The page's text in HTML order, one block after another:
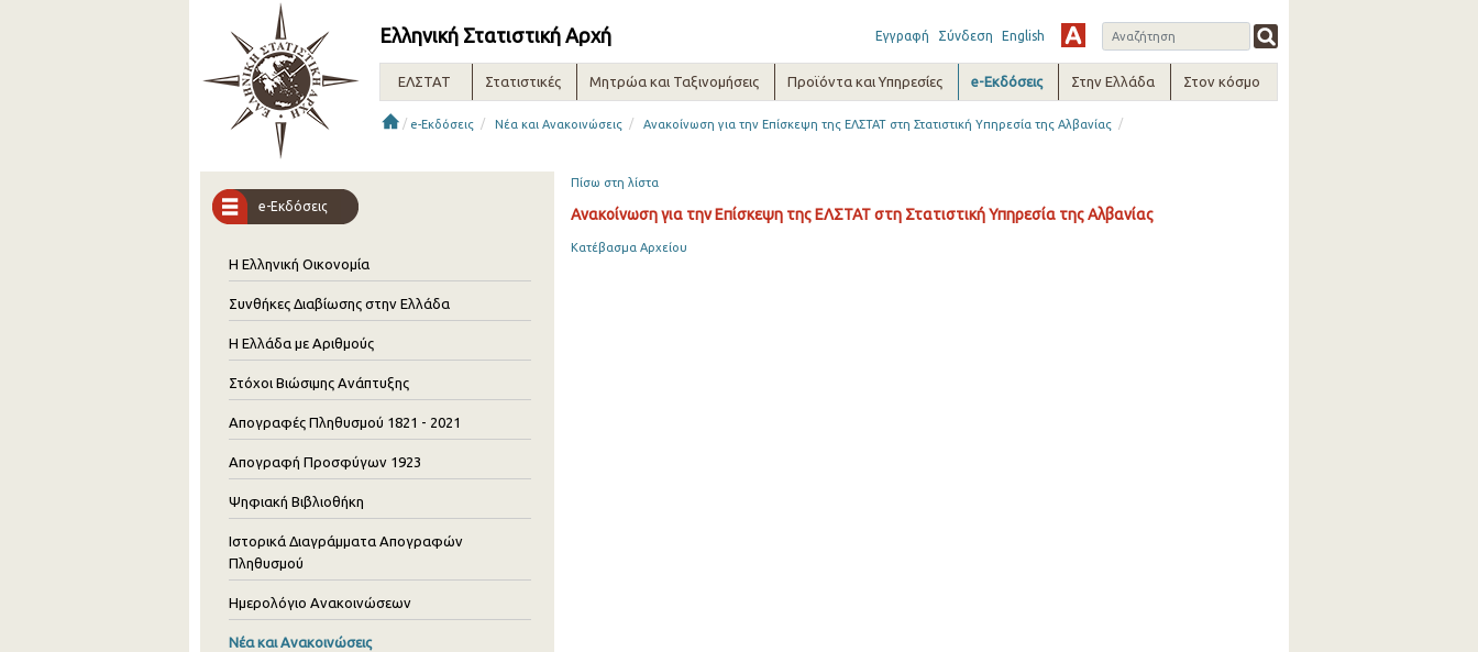
Ελληνική Στατιστική Αρχή Εγγραφή Σύνδεση English
ΕΛΣΤΑΤ Στατιστικές Μητρώα και Ταξινομήσεις Προϊόντα και Υπηρεσίες e-Εκδόσεις Στην Ελλάδα Στον κόσμο
/ e-Εκδόσεις / Νέα και Ανακοινώσεις / Ανακοίνωση για την Επίσκεψη της ΕΛΣΤΑΤ στη Στατιστική Υπηρεσία της Αλβανίας /
e-Εκδόσεις
Η Ελληνική Οικονομία
Συνθήκες Διαβίωσης στην Ελλάδα
Η Ελλάδα με Αριθμούς
Στόχοι Βιώσιμης Ανάπτυξης
Απογραφές Πληθυσμού 1821 - 2021
Απογραφή Προσφύγων 1923
Ψηφιακή Βιβλιοθήκη
Ιστορικά Διαγράμματα Απογραφών
Πληθυσμού
Ημερολόγιο Ανακοινώσεων
Νέα και Ανακοινώσεις
Πίσω στη λίστα
Ανακοίνωση για την Επίσκεψη της ΕΛΣΤΑΤ στη Στατιστική Υπηρεσία της Αλβανίας
Κατέβασμα Αρχείου